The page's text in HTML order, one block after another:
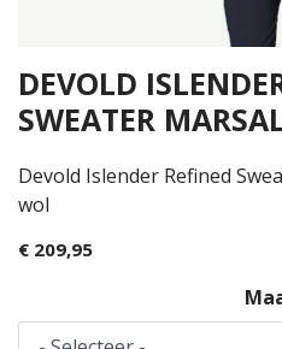
DEVOLD
SWEATER
Devold Islender Refined
wol
€ 209,95